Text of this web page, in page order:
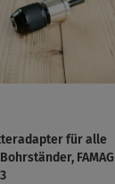
für alle
FAMAG